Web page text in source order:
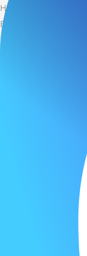
Напишите нам
Ваше ФИО
Электронная почта